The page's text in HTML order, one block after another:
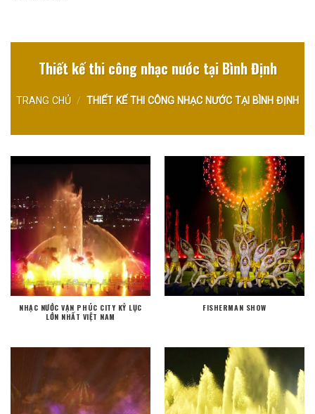
Thiết kế thi công nhạc nước tại Bình Định
TRANG CHỦ / THIẾT KẾ THI CÔNG NHẠC NƯỚC TẠI BÌNH ĐỊNH
NHẠC NƯỚC VẠN PHÚC CITY KỶ LỤC
LỚN NHẤT VIỆT NAM
FISHERMAN SHOW